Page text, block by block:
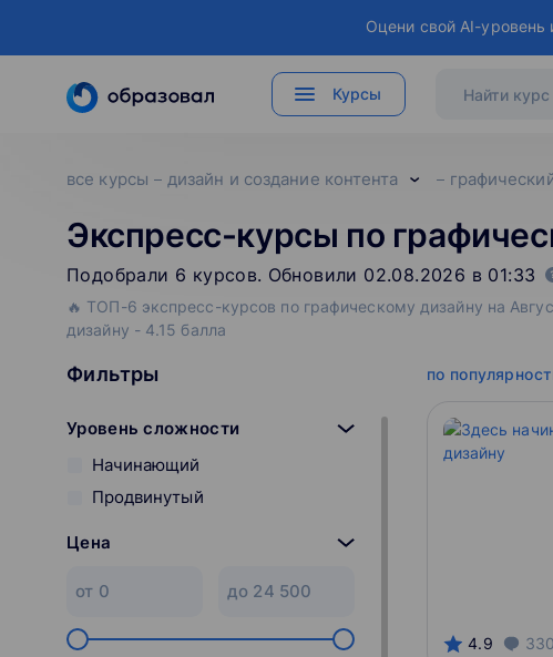
Оцени свой AI-
Курсы
все курсы дизайн и создание контента
Экспресс-курсы по
Подобрали 6 курсов. Обновили 02.08.2026 в 01:33
🔥 ТОП-6 экспресс-курсов по графическому дизайну на
дизайну - 4.15 балла
Фильтры
Уровень сложности
Начинающий
Продвинутый
Цена
по
4.9